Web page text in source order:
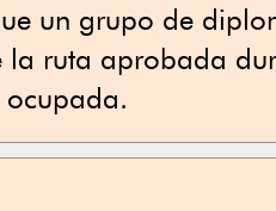
un grupo de
la ruta aprobada